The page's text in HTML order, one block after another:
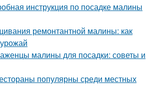
инструкция по посадке малины
ремонтантной малины: как
малины для посадки: советы и
популярны среди местных